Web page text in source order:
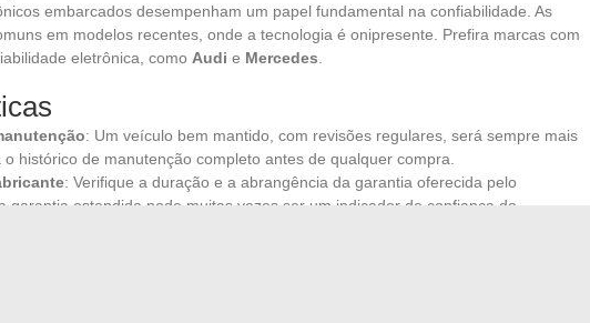
embarcados desempenham um papel fundamental na confiabilidade. As
em modelos recentes, onde a tecnologia é onipresente. Prefira marcas com
eletrônica, como Audi e Mercedes
: Um veículo bem mantido, com revisões regulares, será sempre mais
o histórico de manutenção completo antes de qualquer compra.
: Verifique a duração e a abrangência da garantia oferecida pelo
garantia estendida pode muitas vezes ser um indicador de confiança do